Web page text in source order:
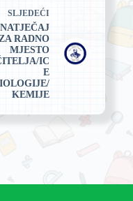
SLJEDEĆI
NATJEČAJ
RADNO
MJESTO
IC
E
KEMIJE